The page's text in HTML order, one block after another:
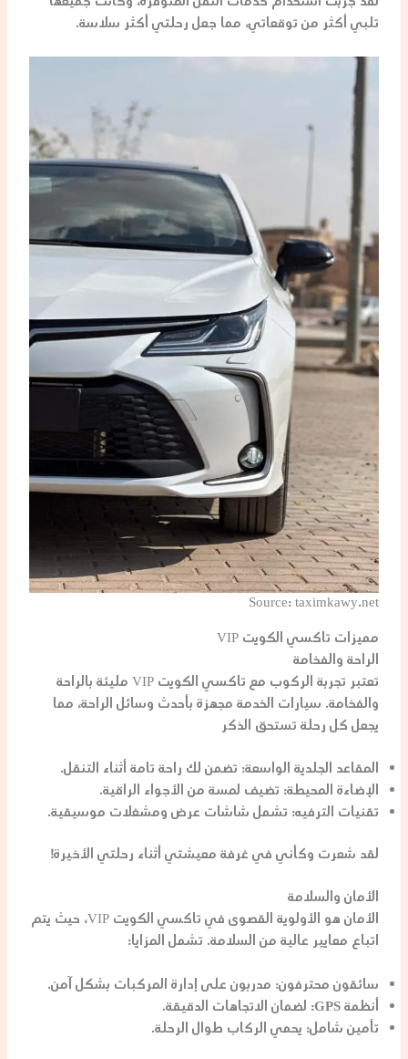
تلبي أكثر من توقعاتي، مما جعل رحلتي أكثر سلاسة.
Source: taximkawy.net
مميزات تاكسي الكويت VIP
الراحة والفخامة
تعتبر تجربة الركوب مع تاكسي الكويت VIP مليئة بالراحة
والفخامة. سيارات الخدمة مجهزة بأحدث وسائل الراحة، مما
يجعل كل رحلة تستحق الذكر
المقاعد الجلدية الواسعة: تضمن لك راحة تامة أثناء التنقل.
الإضاءة المحيطة: تضيف لمسة من الأجواء الراقية.
تقنيات الترفيه: تشمل شاشات عرض ومشغلات موسيقية.
لقد شعرت وكأني في غرفة معيشتي أثناء رحلتي الأخيرة!
الأمان والسلامة
الأمان هو الأولوية القصوى في تاكسي الكويت VIP، حيث يتم
اتباع معايير عالية من السلامة. تشمل المزايا:
سائقون محترفون: مدربون على إدارة المركبات بشكل آمن.
أنظمة GPS
: لضمان الاتجاهات الدقيقة.
تأمين شامل: يحمي الركاب طوال الرحلة.